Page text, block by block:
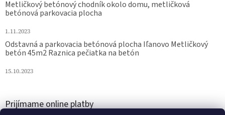
Metličkový betónový chodník okolo domu, metličková
betónová parkovacia plocha
1.11.2023
Odstavná a parkovacia betónová plocha Iľanovo Metličkový
betón 45m2 Raznica pečiatka na betón
15.10.2023
Prijímame online platby